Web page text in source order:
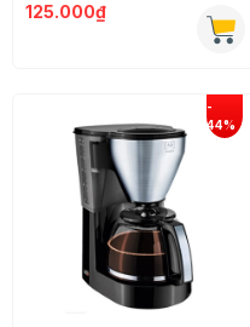
125.000₫